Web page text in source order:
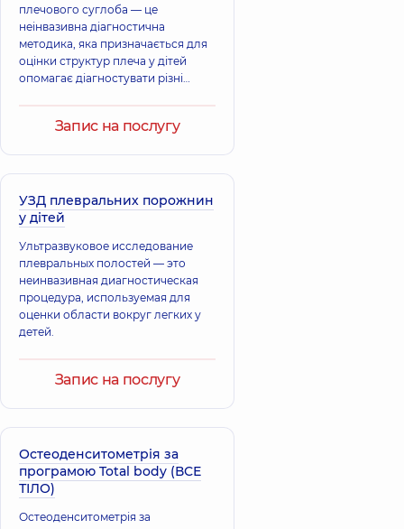
плечового суглоба — це
неінвазивна діагностична
методика, яка призначається для
оцінки структур плеча у дітей
опомагає діагностувати різні
вивихи.Запис на послугу
УЗД плевральних порожнин
у дітей
Ультразвуковое исследование
плевральных полостей — это
неинвазивная диагностическая
процедура, используемая для
оценки области вокруг легких у
детей.
Запис на послугу
Остеоденситометрія за
програмою Total body (ВСЕ
ТІЛО)
Остеоденситометрія за